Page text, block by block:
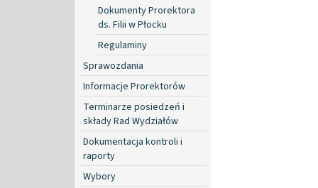
Dokumenty Prorektora
ds. Filii w Płocku
Regulaminy
Sprawozdania
Informacje Prorektorów
Terminarze posiedzeń i
składy Rad Wydziałów
Dokumentacja kontroli i
raporty
Wybory